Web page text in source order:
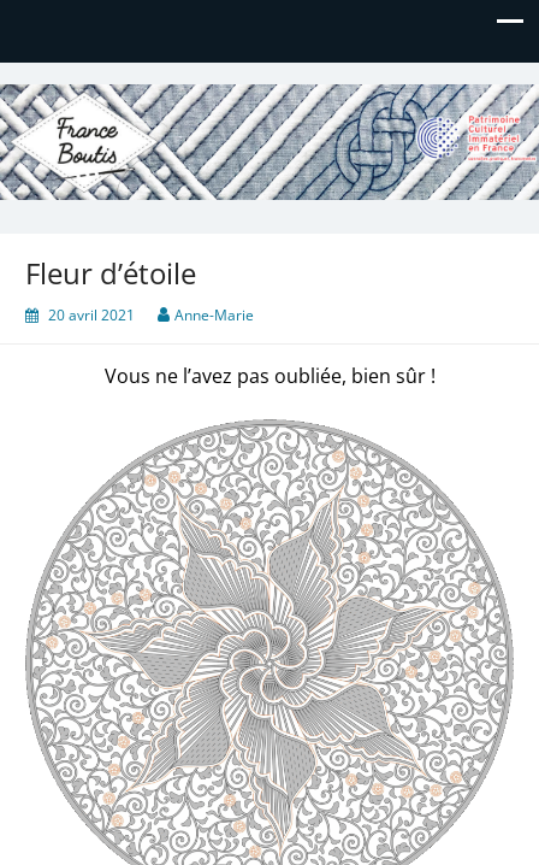
France Boutis
Le site de France Boutis
Fleur d’étoile
20 avril 2021 Anne-Marie
Vous ne l’avez pas oubliée, bien sûr !